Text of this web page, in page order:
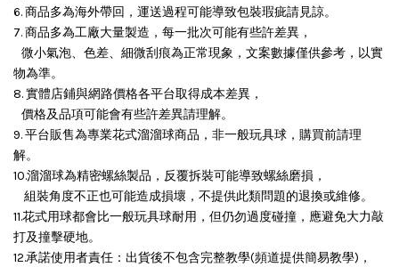
6. 商品多為海外帶回，運送過程可能導致包裝瑕疵請見諒。
7. 商品多為工廠大量製造，每一批次可能有些許差異，
微小氣泡、色差、細微刮痕為正常現象，文案數據僅供參考，以實
物為準。
8. 實體店鋪與網路價格各平台取得成本差異，
價格及品項可能會有些許差異請理解。
9. 平台販售為專業花式溜溜球商品，非一般玩具球，購買前請理
解。
10.溜溜球為精密螺絲製品，反覆拆裝可能導致螺絲磨損，
組裝角度不正也可能造成損壞， 不提供此類問題的退換或維修。
11.花式用球都會比一般玩具球耐用，但仍勿過度碰撞，應避免大力敲
打及撞擊硬地。
12.承諾使用者責任：出貨後不包含完整教學(頻道提供簡易教學)，